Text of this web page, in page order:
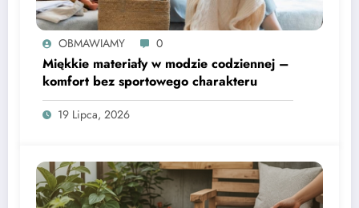
OBMAWIAMY 0
Miękkie materiały w modzie codziennej –
komfort bez sportowego charakteru
19 Lipca, 2026